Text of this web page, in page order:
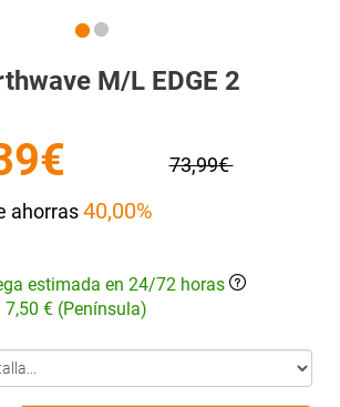
M/l EDGE 2
73,99€
ahorras40,00%
estimada en 24/72 horas
7,50 € (Península)